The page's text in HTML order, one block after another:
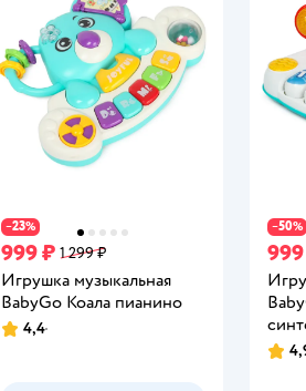
−23%
999 ₽ 1 299 ₽
Игрушка музыкальная
BabyGo Коала пианино
Рейтинг:
4,4
−50%